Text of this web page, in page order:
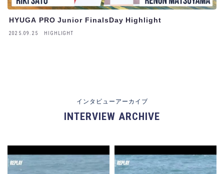
HYUGA PRO Junior FinalsDay Highlight
2025.09.25 HIGHLIGHT
インタビューアーカイブ
INTERVIEW ARCHIVE